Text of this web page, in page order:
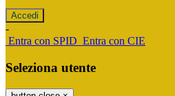
-
Entra con SPID Entra con CIE
Seleziona utente